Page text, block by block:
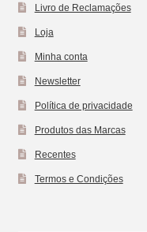
Livro de Reclamações
Loja
Minha conta
Newsletter
Política de privacidade
Produtos das Marcas
Recentes
Termos e Condições